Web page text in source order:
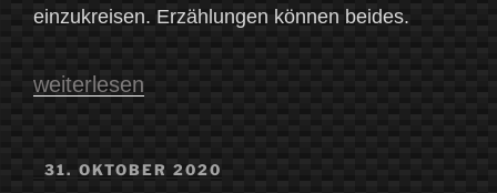
einzukreisen. Erzählungen können beides.
„Wie
weiterlesen
VERÖFFENTLICHT
31. OKTOBER 2020